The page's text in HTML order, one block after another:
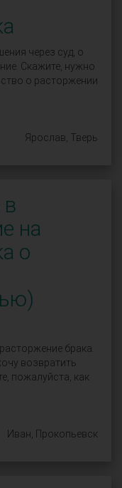
через суд, о
Скажите, нужно
о расторжении
Ярослав, Тверь
в
на
о
брака.
возвратить
пожалуйста, как
Иван, Прокопьевск